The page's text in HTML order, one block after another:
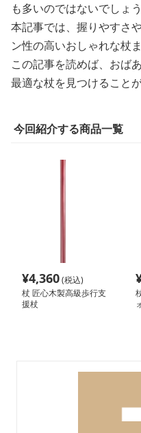
も多いのではないでしょう
本記事では、握りやすさ
ン性の高いおしゃれな杖
この記事を読めば、おば
最適な杖を見つけることが
今回紹介する商品一覧
¥4,360(税込)
杖 匠心木製高級歩行支
援杖